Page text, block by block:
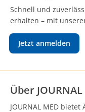
Schnell und
erhalten – mit
Jetzt anmelden
Über JOURNAL
JOURNAL MED